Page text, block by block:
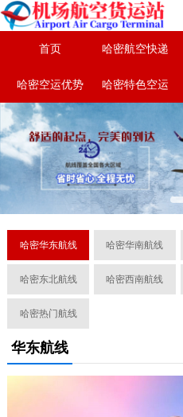
首页 哈密航空快递
哈密空运优势 哈密特色空运
哈密华东航线 哈密华南航线
哈密东北航线 哈密西南航线
哈密热门航线
华东航线